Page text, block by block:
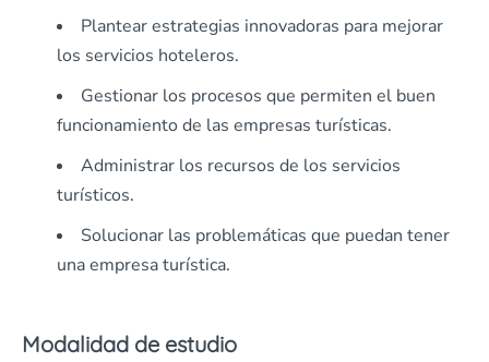
Plantear estrategias innovadoras para mejorar
los servicios hoteleros.
Gestionar los procesos que permiten el buen
funcionamiento de las empresas turísticas.
Administrar los recursos de los servicios
turísticos.
Solucionar las problemáticas que puedan tener
una empresa turística.
Modalidad de estudio